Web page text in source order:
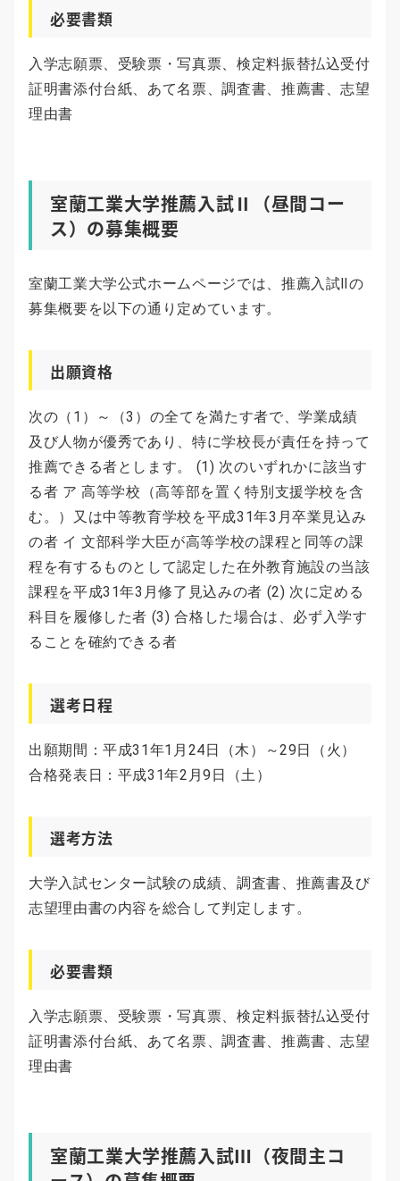
必要書類
入学志願票、受験票・写真票、検定料振替払込受付
証明書添付台紙、あて名票、調査書、推薦書、志望
理由書
室蘭工業大学推薦入試Ⅱ（昼間コー
ス）の募集概要
室蘭工業大学公式ホームページでは、推薦入試Ⅱの
募集概要を以下の通り定めています。
出願資格
次の（1）～（3）の全てを満たす者で、学業成績
及び人物が優秀であり、特に学校長が責任を持って
推薦できる者とします。 (1) 次のいずれかに該当す
る者 ア 高等学校（高等部を置く特別支援学校を含
む。）又は中等教育学校を平成31年3月卒業見込み
の者 イ 文部科学大臣が高等学校の課程と同等の課
程を有するものとして認定した在外教育施設の当該
課程を平成31年3月修了見込みの者 (2) 次に定める
科目を履修した者 (3) 合格した場合は、必ず入学す
ることを確約できる者
選考日程
出願期間：平成31年1月24日（木）～29日（火）
合格発表日：平成31年2月9日（土）
選考方法
大学入試センター試験の成績、調査書、推薦書及び
志望理由書の内容を総合して判定します。
必要書類
入学志願票、受験票・写真票、検定料振替払込受付
証明書添付台紙、あて名票、調査書、推薦書、志望
理由書
室蘭工業大学推薦入試Ⅲ（夜間主コ